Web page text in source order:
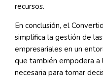
recursos.
En conclusión, el
simplifica la gestión de
empresariales en un
que también empodera a
necesaria para tomar